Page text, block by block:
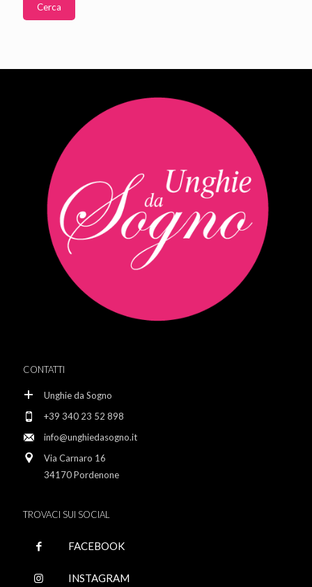
Cerca
CONTATTI
Unghie da Sogno
+39 340 23 52 898
info@unghiedasogno.it
Via Carnaro 16
34170 Pordenone
TROVACI SUI SOCIAL
FACEBOOK
INSTAGRAM